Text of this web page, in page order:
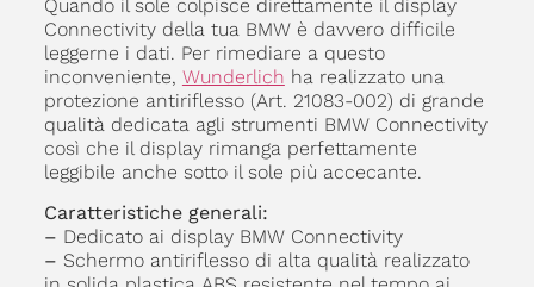
Quando il sole colpisce direttamente il display
Connectivity della tua BMW è davvero difficile
leggerne i dati. Per rimediare a questo
inconveniente, Wunderlich ha realizzato una
protezione antiriflesso (Art. 21083-002) di grande
qualità dedicata agli strumenti BMW Connectivity
così che il display rimanga perfettamente
leggibile anche sotto il sole più accecante.
Caratteristiche generali:
– Dedicato ai display BMW Connectivity
– Schermo antiriflesso di alta qualità realizzato